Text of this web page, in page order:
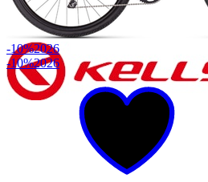
-10%2026
-10%2026